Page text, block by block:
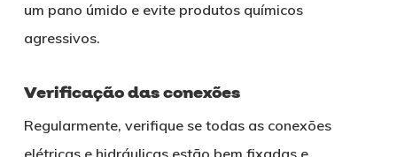
um pano úmido e evite produtos químicos
agressivos.
Verificação das conexões
Regularmente, verifique se todas as conexões